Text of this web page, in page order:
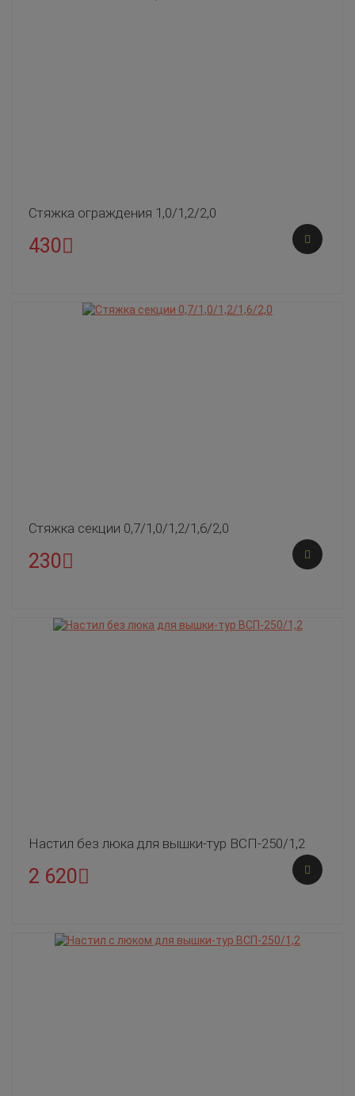
Стяжка ограждения 1,0/1,2/2,0
430
Стяжка секции 0,7/1,0/1,2/1,6/2,0
230
Настил без люка для вышки-тур ВСП-250/1,2
2 620